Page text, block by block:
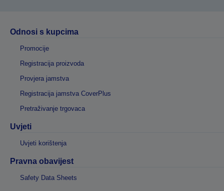
Odnosi s kupcima
Promocije
Registracija proizvoda
Provjera jamstva
Registracija jamstva CoverPlus
Pretraživanje trgovaca
Uvjeti
Uvjeti korištenja
Pravna obavijest
Safety Data Sheets